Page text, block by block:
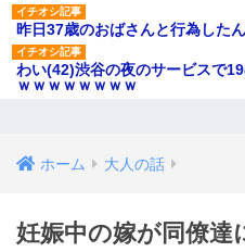
昨日37歳のおばさんと行為した
わい(42)渋谷の夜のサービスで
ｗｗｗｗｗｗｗｗ
ホーム 大人の話
妊娠中の嫁が同僚